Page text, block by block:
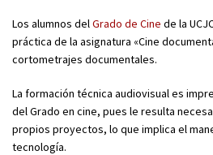
Los alumnos delGrado de Cine de la
práctica de la asignatura «Cine
cortometrajes documentales.
La formación técnica audiovisual es
del Grado en cine, pues le resulta
propios proyectos, lo que implica el
tecnología.